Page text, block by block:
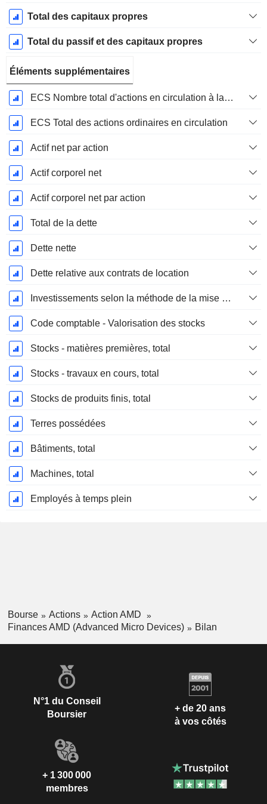
Total des capitaux propres
Total du passif et des capitaux propres
Éléments supplémentaires
ECS Nombre total d'actions en circulation à la date de dépôt
ECS Total des actions ordinaires en circulation
Actif net par action
Actif corporel net
Actif corporel net par action
Total de la dette
Dette nette
Dette relative aux contrats de location
Investissements selon la méthode de la mise en équivalence, total
Code comptable - Valorisation des stocks
Stocks - matières premières, total
Stocks - travaux en cours, total
Stocks de produits finis, total
Terres possédées
Bâtiments, total
Machines, total
Employés à temps plein
Bourse Actions
Action AMD
Finances AMD (Advanced Micro Devices)
Bilan
N°1 du Conseil
Boursier
+ de 20 ans
à vos côtés
+ 1 300 000
membres